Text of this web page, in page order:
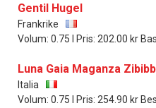
Gentil Hugel
Frankrike
Volum: 0.75 l Pris: 202.00 kr
Luna Gaia Maganza
Italia
Volum: 0.75 l Pris: 254.90 kr